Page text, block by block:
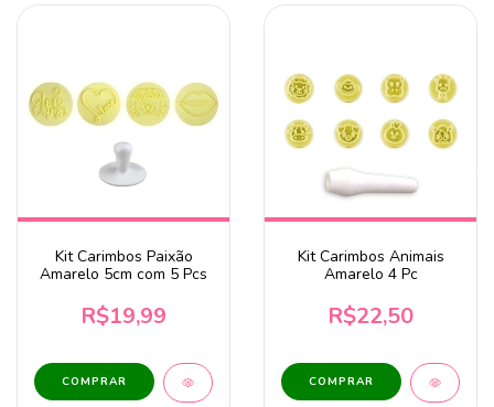
Kit Carimbos Paixão
Amarelo 5cm com 5 Pcs
R$19,99
Kit Carimbos Animais
Amarelo 4 Pc
R$22,50